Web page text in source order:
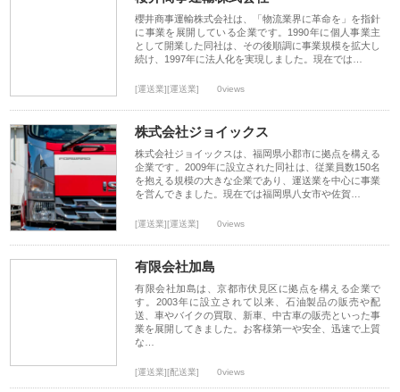
櫻井商事運輸株式会社は、「物流業界に革命を」を指針
に事業を展開している企業です。1990年に個人事業主
として開業した同社は、その後順調に事業規模を拡大し
続け、1997年に法人化を実現しました。現在では…
[運送業][運送業] 0views
株式会社ジョイックス
株式会社ジョイックスは、福岡県小郡市に拠点を構える
企業です。2009年に設立された同社は、従業員数150名
を抱える規模の大きな企業であり、運送業を中心に事業
を営んできました。現在では福岡県八女市や佐賀…
[運送業][運送業] 0views
有限会社加島
有限会社加島は、京都市伏見区に拠点を構える企業で
す。2003年に設立されて以来、石油製品の販売や配
送、車やバイクの買取、新車、中古車の販売といった事
業を展開してきました。お客様第一や安全、迅速で上質
な…
[運送業][配送業] 0views